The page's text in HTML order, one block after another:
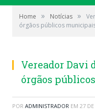
Home » Notícias »
órgãos públicos
Vereador Davi
órgãos
POR ADMINISTRADOR EM 27